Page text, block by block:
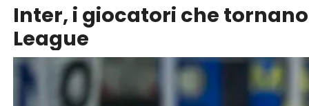
Inter, i giocatori che
League